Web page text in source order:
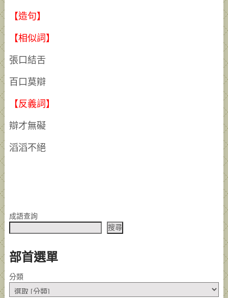
【造句】
【相似詞】
張口結舌
百口莫辯
【反義詞】
辯才無礙
滔滔不絕
成語查詢
搜尋
部首選單
分類